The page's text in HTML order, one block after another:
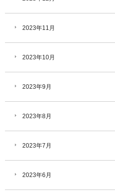
2023年11月
2023年10月
2023年9月
2023年8月
2023年7月
2023年6月